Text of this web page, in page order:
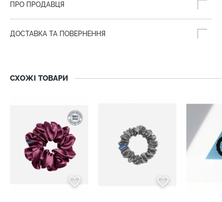
ПРО ПРОДАВЦЯ
ДОСТАВКА ТА ПОВЕРНЕННЯ
СХОЖІ ТОВАРИ